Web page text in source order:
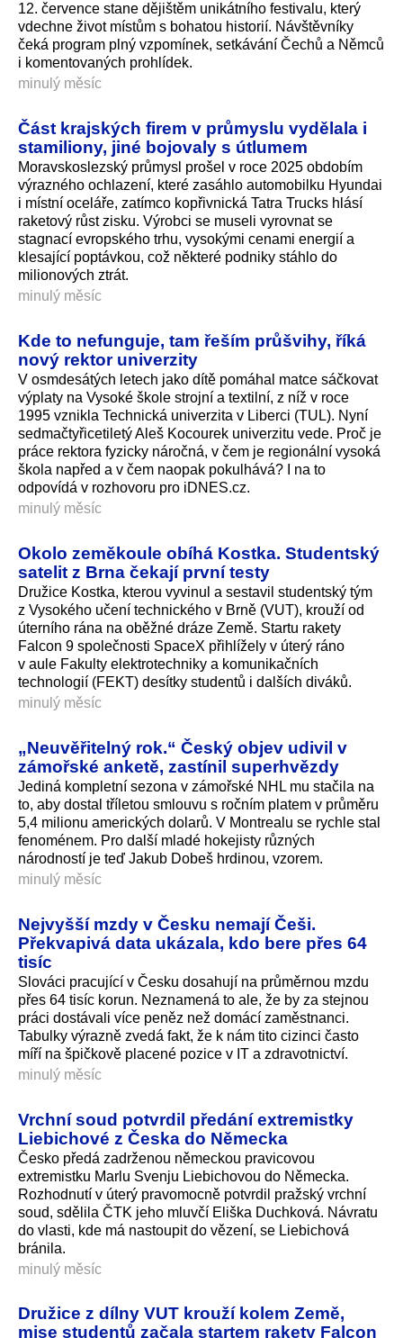
12. července stane dějištěm unikátního festivalu, který
vdechne život místům s bohatou historií. Návštěvníky
čeká program plný vzpomínek, setkávání Čechů a Němců
i komentovaných prohlídek.
minulý měsíc
Část krajských firem v průmyslu vydělala i
stamiliony, jiné bojovaly s útlumem
Moravskoslezský průmysl prošel v roce 2025 obdobím
výrazného ochlazení, které zasáhlo automobilku Hyundai
i místní oceláře, zatímco kopřivnická Tatra Trucks hlásí
raketový růst zisku. Výrobci se museli vyrovnat se
stagnací evropského trhu, vysokými cenami energií a
klesající poptávkou, což některé podniky stáhlo do
milionových ztrát.
minulý měsíc
Kde to nefunguje, tam řeším průšvihy, říká
nový rektor univerzity
V osmdesátých letech jako dítě pomáhal matce sáčkovat
výplaty na Vysoké škole strojní a textilní, z níž v roce
1995 vznikla Technická univerzita v Liberci (TUL). Nyní
sedmačtyřicetiletý Aleš Kocourek univerzitu vede. Proč je
práce rektora fyzicky náročná, v čem je regionální vysoká
škola napřed a v čem naopak pokulhává? I na to
odpovídá v rozhovoru pro iDNES.cz.
minulý měsíc
Okolo zeměkoule obíhá Kostka. Studentský
satelit z Brna čekají první testy
Družice Kostka, kterou vyvinul a sestavil studentský tým
z Vysokého učení technického v Brně (VUT), krouží od
úterního rána na oběžné dráze Země. Startu rakety
Falcon 9 společnosti SpaceX přihlížely v úterý ráno
v aule Fakulty elektrotechniky a komunikačních
technologií (FEKT) desítky studentů i dalších diváků.
minulý měsíc
„Neuvěřitelný rok.“ Český objev udivil v
zámořské anketě, zastínil superhvězdy
Jediná kompletní sezona v zámořské NHL mu stačila na
to, aby dostal tříletou smlouvu s ročním platem v průměru
5,4 milionu amerických dolarů. V Montrealu se rychle stal
fenoménem. Pro další mladé hokejisty různých
národností je teď Jakub Dobeš hrdinou, vzorem.
minulý měsíc
Nejvyšší mzdy v Česku nemají Češi.
Překvapivá data ukázala, kdo bere přes 64
tisíc
Slováci pracující v Česku dosahují na průměrnou mzdu
přes 64 tisíc korun. Neznamená to ale, že by za stejnou
práci dostávali více peněz než domácí zaměstnanci.
Tabulky výrazně zvedá fakt, že k nám tito cizinci často
míří na špičkově placené pozice v IT a zdravotnictví.
minulý měsíc
Vrchní soud potvrdil předání extremistky
Liebichové z Česka do Německa
Česko předá zadrženou německou pravicovou
extremistku Marlu Svenju Liebichovou do Německa.
Rozhodnutí v úterý pravomocně potvrdil pražský vrchní
soud, sdělila ČTK jeho mluvčí Eliška Duchková. Návratu
do vlasti, kde má nastoupit do vězení, se Liebichová
bránila.
minulý měsíc
Družice z dílny VUT krouží kolem Země,
mise studentů začala startem rakety Falcon